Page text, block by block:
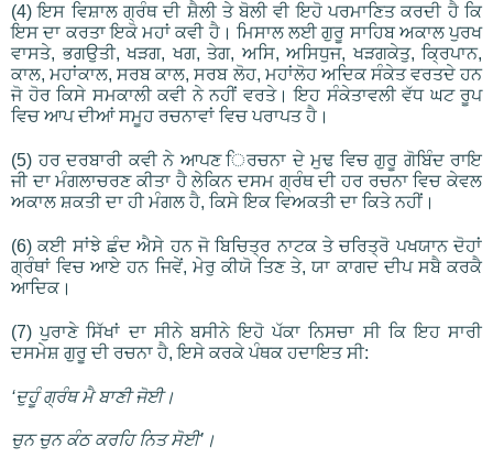
(4) ਇਸ ਵਿਸ਼ਾਲ ਗ੍ਰੰਥ ਦੀ ਸ਼ੈਲੀ ਤੇ ਬੋਲੀ ਵੀ ਇਹੋ ਪਰਮਾਣਿਤ ਕਰਦੀ ਹੈ ਕਿ
ਇਸ ਦਾ ਕਰਤਾ ਇਕੋ ਮਹਾਂ ਕਵੀ ਹੈ। ਮਿਸਾਲ ਲਈ ਗੁਰੂ ਸਾਹਿਬ ਅਕਾਲ ਪੁਰਖ
ਵਾਸਤੇ, ਭਗਉਤੀ, ਖੜਗ, ਖਗ, ਤੇਗ, ਅਸਿ, ਅਸਿਧੁਜ, ਖੜਗਕੇਤੁ, ਕ੍ਰਿਪਾਨ,
ਕਾਲ, ਮਹਾਂਕਾਲ, ਸਰਬ ਕਾਲ, ਸਰਬ ਲੋਹ, ਮਹਾਂਲੋਹ ਅਦਿਕ ਸੰਕੇਤ ਵਰਤਦੇ ਹਨ
ਜੋ ਹੋਰ ਕਿਸੇ ਸਮਕਾਲੀ ਕਵੀ ਨੇ ਨਹੀਂ ਵਰਤੇ। ਇਹ ਸੰਕੇਤਾਵਲੀ ਵੱਧ ਘਟ ਰੂਪ
ਵਿਚ ਆਪ ਦੀਆਂ ਸਮੂਹ ਰਚਨਾਵਾਂ ਵਿਚ ਪਰਾਪਤ ਹੈ।
(5) ਹਰ ਦਰਬਾਰੀ ਕਵੀ ਨੇ ਆਪਣ ਿਰਚਨਾ ਦੇ ਮੁਢ ਵਿਚ ਗੁਰੂ ਗੋਬਿੰਦ ਰਾਇ
ਜੀ ਦਾ ਮੰਗਲਾਚਰਣ ਕੀਤਾ ਹੈ ਲੇਕਿਨ ਦਸਮ ਗ੍ਰੰਥ ਦੀ ਹਰ ਰਚਨਾ ਵਿਚ ਕੇਵਲ
ਅਕਾਲ ਸ਼ਕਤੀ ਦਾ ਹੀ ਮੰਗਲ ਹੈ, ਕਿਸੇ ਇਕ ਵਿਅਕਤੀ ਦਾ ਕਿਤੇ ਨਹੀਂ।
(6) ਕਈ ਸਾਂਝੇ ਛੰਦ ਐਸੇ ਹਨ ਜੋ ਬਿਚਿਤ੍ਰ ਨਾਟਕ ਤੇ ਚਰਿਤ੍ਰੋ ਪਖਯਾਨ ਦੋਹਾਂ
ਗ੍ਰੰਥਾਂ ਵਿਚ ਆਏ ਹਨ ਜਿਵੇਂ, ਮੇਰੁ ਕੀਯੋ ਤਿਣ ਤੇ, ਯਾ ਕਾਗਦ ਦੀਪ ਸਬੈ ਕਰਕੈ
ਆਦਿਕ।
(7) ਪੁਰਾਣੇ ਸਿੱਖਾਂ ਦਾ ਸੀਨੇ ਬਸੀਨੇ ਇਹੋ ਪੱਕਾ ਨਿਸਚਾ ਸੀ ਕਿ ਇਹ ਸਾਰੀ
ਦਸਮੇਸ਼ ਗੁਰੂ ਦੀ ਰਚਨਾ ਹੈ, ਇਸੇ ਕਰਕੇ ਪੰਥਕ ਹਦਾਇਤ ਸੀ:
‘ਦੁਹੂੰ ਗ੍ਰੰਥ ਮੈ ਬਾਣੀ ਜੋਈ।
ਚੁਨ ਚੁਨ ਕੰਠ ਕਰਹਿ ਨਿਤ ਸੋਈ’।